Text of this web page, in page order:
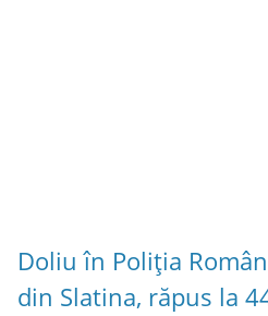
Doliu în Poliția
din Slatina, răpus la